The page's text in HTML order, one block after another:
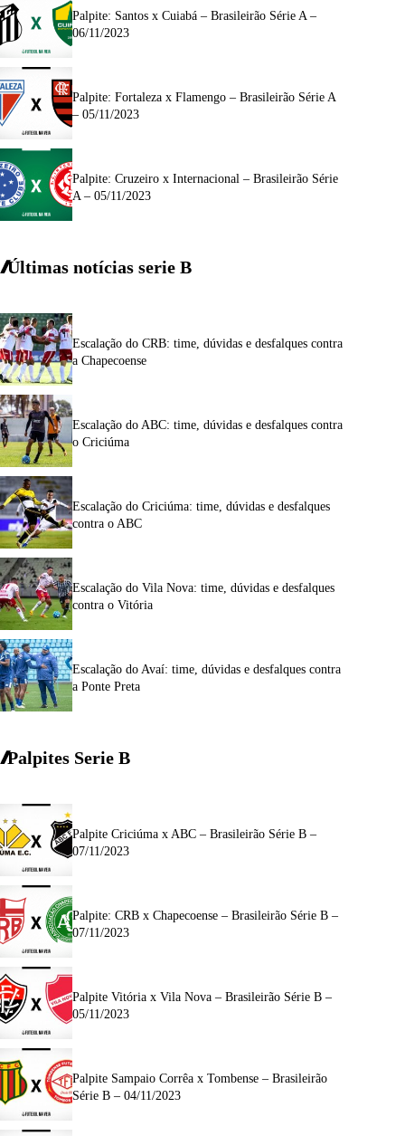
Palpite: Santos x Cuiabá – Brasileirão Série A –
06/11/2023
Palpite: Fortaleza x Flamengo – Brasileirão Série A
– 05/11/2023
Palpite: Cruzeiro x Internacional – Brasileirão Série
A – 05/11/2023
Últimas notícias serie B
Escalação do CRB: time, dúvidas e desfalques contra
a Chapecoense
Escalação do ABC: time, dúvidas e desfalques contra
o Criciúma
Escalação do Criciúma: time, dúvidas e desfalques
contra o ABC
Escalação do Vila Nova: time, dúvidas e desfalques
contra o Vitória
Escalação do Avaí: time, dúvidas e desfalques contra
a Ponte Preta
Palpites Serie B
Palpite Criciúma x ABC – Brasileirão Série B –
07/11/2023
Palpite: CRB x Chapecoense – Brasileirão Série B –
07/11/2023
Palpite Vitória x Vila Nova – Brasileirão Série B –
05/11/2023
Palpite Sampaio Corrêa x Tombense – Brasileirão
Série B – 04/11/2023